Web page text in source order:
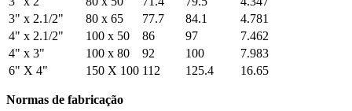
3" x 2.1/2"
80 x 65 77.7 84.1
4.781
4" x 2.1/2"
100 x 50 86 97
7.462
4" x 3"
100 x 80 92 100
7.983
6" X 4"
150 X 100 112 125.4 16.65
Normas de fabricação